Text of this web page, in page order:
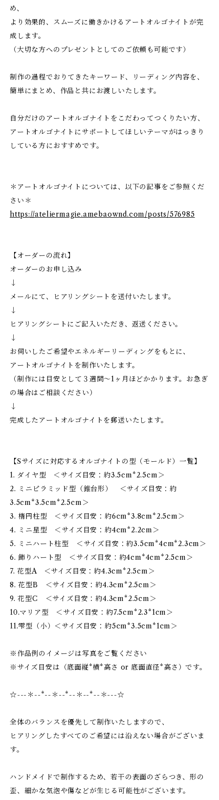
め、
より効果的、スムーズに働きかけるアートオルゴナイトが完
成します。
（大切な方へのプレゼントとしてのご依頼も可能です）
制作の過程でおりてきたキーワード、リーディング内容を、
簡単にまとめ、作品と共にお渡しいたします。
自分だけのアートオルゴナイトをこだわってつくりたい方、
アートオルゴナイトにサポートしてほしいテーマがはっきり
している方におすすめです。
＊アートオルゴナイトについては、以下の記事をご参照くだ
さい＊
https://ateliermagie.amebaownd.com/posts/576985
【オーダーの流れ】
オーダーのお申し込み
↓
メールにて、ヒアリングシートを送付いたします。
↓
ヒアリングシートにご記入いただき、返送ください。
↓
お伺いしたご希望やエネルギーリーディングをもとに、
アートオルゴナイトを制作いたします。
（制作には目安として３週間〜1ヶ月ほどかかります。お急ぎ
の場合はご相談ください）
↓
完成したアートオルゴナイトを郵送いたします。
【Sサイズに対応するオルゴナイトの型（モールド）一覧】
1. ダイヤ型 ＜サイズ目安：約3.5cm*2.5cm＞
2. ミニピラミッド型（錐台形） ＜サイズ目安：約
3.5cm*3.5cm*2.5cm＞
3. 楕円柱型 ＜サイズ目安：約6cm*3.8cm*2.5cm＞
4. ミニ星型 ＜サイズ目安：約4cm*2.2cm＞
5. ミニハート柱型 ＜サイズ目安：約3.5cm*4cm*2.3cm＞
6. 飾りハート型 ＜サイズ目安：約4cm*4cm*2.5cm＞
7. 花型A ＜サイズ目安：約4.3cm*2.5cm＞
8. 花型B ＜サイズ目安：約4.3cm*2.5cm＞
9. 花型C ＜サイズ目安：約4.3cm*2.5cm＞
10.マリア型 ＜サイズ目安：約7.5cm*2.3*1cm＞
11.雫型（小）＜サイズ目安：約5cm*3.5cm*1cm＞
※作品例のイメージは写真をご覧ください
※サイズ目安は（底面縦*横*高さ or 底面直径*高さ）です。
☆---＊--*--＊--*--＊--*--＊---☆
全体のバランスを優先して制作いたしますので、
ヒアリングしたすべてのご希望には沿えない場合がございま
す。
ハンドメイドで制作するため、若干の表面のざらつき、形の
歪、細かな気泡や傷などが生じる可能性がございます。